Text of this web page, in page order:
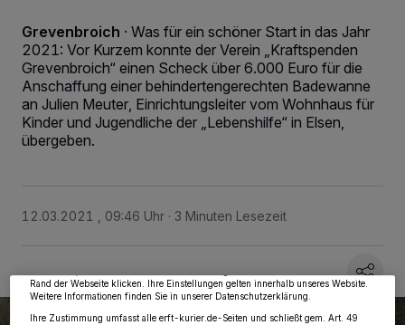
Grevenbroich · Was für ein schöner Start in das Jahr
2021: Vor Kurzem konnte der Verein „Kraftspenden
Grevenbroich“ einen Scheck über 6.000 Euro für die
Anschaffung einer behindertengerechten Badewanne
an Julien Meuter, Einrichtungsleiter vom Wohnhaus für
Kinder und Jugendliche der „Lebenshilfe“ in Elsen,
übergeben.
12.03.2021 , 09:46 Uhr 3 Minuten Lesezeit
Partner verarbeiten Daten, um Ihnen Dienste bereitzustellen“ aufgeführten
Rand der Webseite klicken. Ihre Einstellungen gelten innerhalb unseres Website.
Weitere Informationen finden Sie in unserer Datenschutzerklärung.
Ihre Zustimmung umfasst alle erft-kurier.de-Seiten und schließt gem. Art. 49